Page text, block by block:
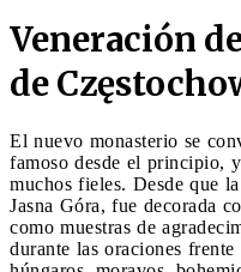
Veneración
de
El nuevo monasterio se
famoso desde el principio,
muchos fieles. Desde que
Jasna Góra, fue decorada
como muestras de
durante las oraciones